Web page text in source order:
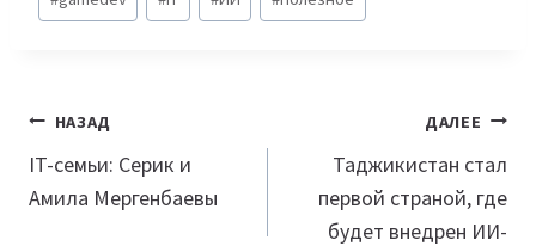
записи:
Навигация
по
записям
НАЗАД
IT-семьи: Серик и
Амила Мергенбаевы
ДАЛЕЕ
Таджикистан стал
первой страной, где
будет внедрен ИИ-